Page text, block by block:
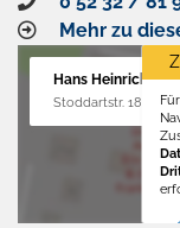
Mehr zu
Hans Heinrichs
Stoddartstr. 18,